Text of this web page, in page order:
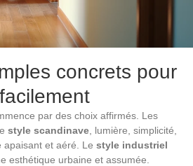
concrets pour
par des choix affirmés. Les
style scandinave , lumière, simplicité,
apaisant et aéré. Le style industriel
esthétique urbaine et assumée.